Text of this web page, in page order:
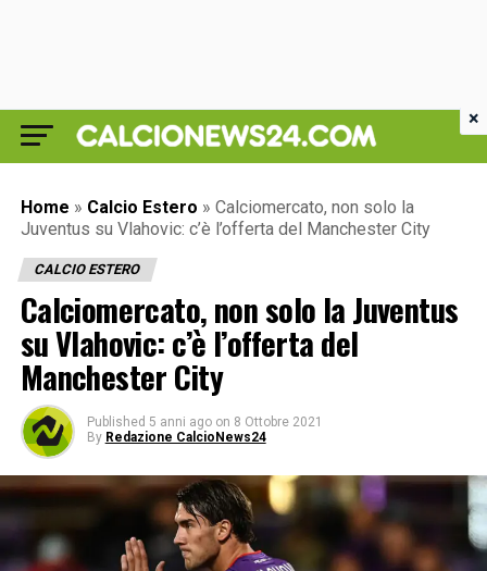
Home » Calcio Estero » Calciomercato, non solo la
Juventus su Vlahovic: c’è l’offerta del Manchester City
CALCIO ESTERO
Calciomercato, non solo la Juventus
su Vlahovic: c’è l’offerta del
Manchester City
Published 5 anni ago on 8 Ottobre 2021
By Redazione CalcioNews24
×